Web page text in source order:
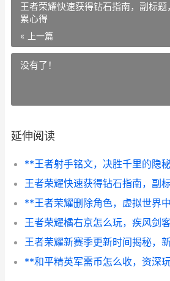
王者荣耀快速获得钻石指南，副标
累心得
« 上一篇
没有了！
延伸阅读
**王者荣耀删除角色，虚拟世界
王者荣耀橘右京怎么玩，疾风剑
王者荣耀新赛季更新时间揭秘，